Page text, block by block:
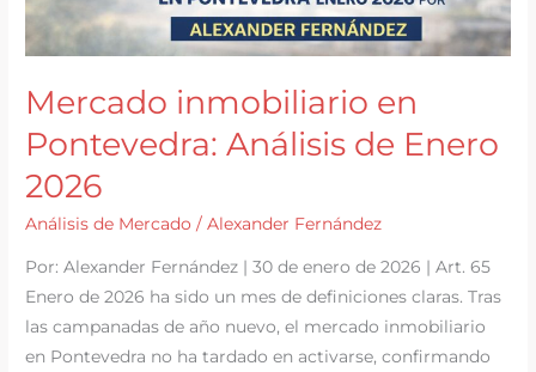
Mercado inmobiliario en
Pontevedra: Análisis de Enero
2026
Análisis de Mercado /Alexander Fernández
Por: Alexander Fernández | 30 de enero de 2026 | Art. 65
Enero de 2026 ha sido un mes de definiciones claras. Tras
las campanadas de año nuevo, el mercado inmobiliario
en Pontevedra no ha tardado en activarse, confirmando